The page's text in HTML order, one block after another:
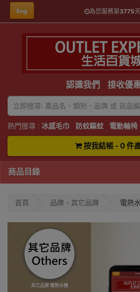
Eng 為您服務第3775天
認識我們 接收優
熱門搜尋 : 冰感毛巾 防蚊驅蚊 電動輪椅
按我結帳 - 0 件
商品目錄
首頁 品牌 - 其它品牌 電熱
其它品牌 電熱水機